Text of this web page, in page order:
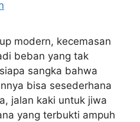
modern, kecemasan
beban yang tak
sangka bahwa
bisa sesederhana
jalan kaki untuk jiwa
yang terbukti ampuh